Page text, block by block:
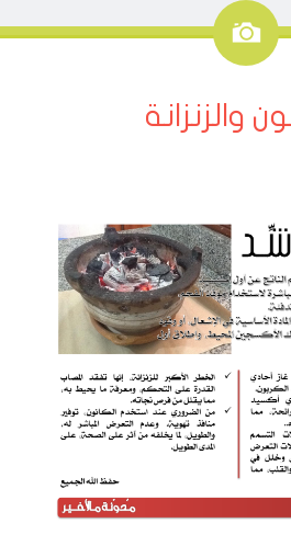
صورة
والزنزانة